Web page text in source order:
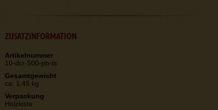
ZUSATZINFORMATION
Artikelnummer
10-dcr-500-pb-ts
Gesamtgewicht
ca. 1.45 kg
Verpackung
Holzkiste